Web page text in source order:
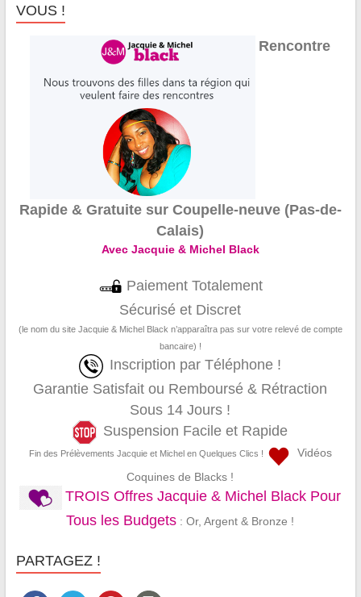
VOUS !
Rencontre
Rapide & Gratuite sur Coupelle-neuve (Pas-de-
Calais)
Avec Jacquie & Michel Black
Paiement Totalement
Sécurisé et Discret
(le nom du site Jacquie & Michel Black n’apparaîtra pas sur votre relevé de compte
bancaire) !
Inscription par Téléphone !
Garantie Satisfait ou Remboursé & Rétraction
Sous 14 Jours !
Suspension Facile et Rapide
Fin des Prélèvements Jacquie et Michel en Quelques Clics !
Vidéos
Coquines de Blacks !
TROIS Offres Jacquie & Michel Black Pour
Tous les Budgets : Or, Argent & Bronze !
PARTAGEZ !